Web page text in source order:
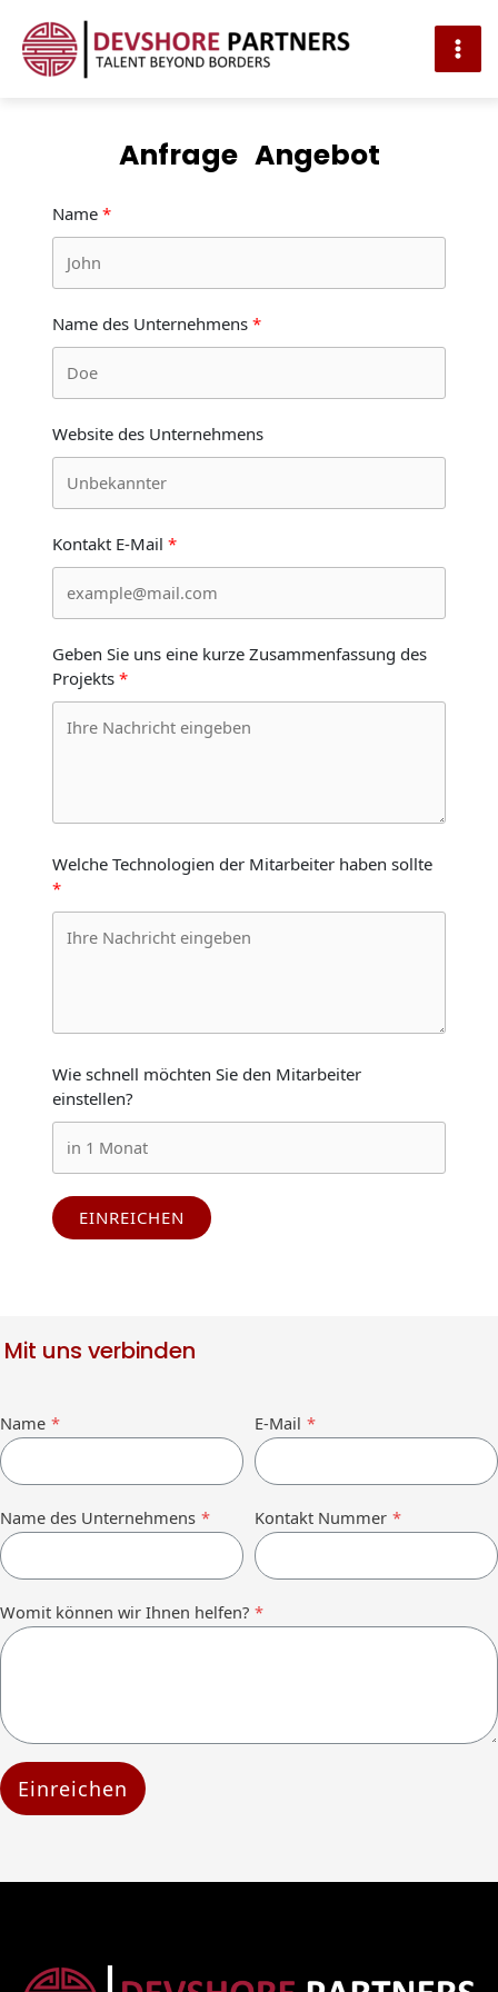
Anfrage Angebot
Name
Name des Unternehmens
Website des Unternehmens
Kontakt E-Mail
Geben Sie uns eine kurze Zusammenfassung des
Projekts
Welche Technologien der Mitarbeiter haben sollte
Wie schnell möchten Sie den Mitarbeiter
einstellen?
EINREICHEN
Mit uns verbinden
Name * E-Mail *
Name des Unternehmens * Kontakt Nummer *
Womit können wir Ihnen helfen? *
Einreichen